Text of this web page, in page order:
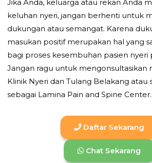
Jika Anda, keluarga atau rekan Anda
keluhan nyeri, jangan berhenti untuk
dukungan atau semangat. Karena
masukan positif merupakan hal yang
bagi proses kesembuhan pasien nyeri
Jangan ragu untuk mengonsultasikan
Klinik Nyeri dan Tulang Belakang atau
sebagai Lamina Pain and Spine Center.
Daftar Sekarang
Chat Sekarang